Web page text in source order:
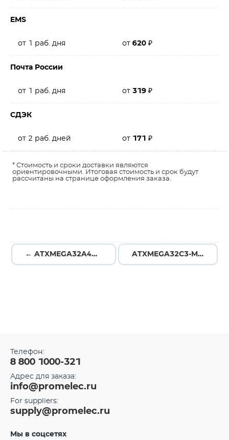
EMS
от 1 раб. дня от 620 ₽
Почта России
от 1 раб. дня от 319 ₽
СДЭК
от 2 раб. дней от 171 ₽
* Стоимость и сроки доставки являются
ориентировочными. Итоговая стоимость и срок будут
рассчитаны на странице оформления заказа.
← ATXMEGA32A4U-MH ATXMEGA32C3-MH →
Телефон:
8 800 1000-321
Адрес для заказа:
info@promelec.ru
For suppliers:
supply@promelec.ru
Мы в соцсетях